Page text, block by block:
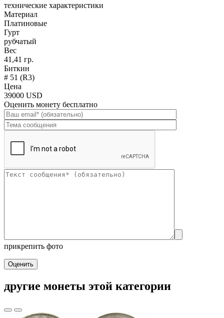
технические характеристики
Материал
Платиновые
Гурт
рубчатый
Вес
41,41 гр.
Биткин
# 51 (R3)
Цена
39000 USD
Оценить монету бесплатно
прикрепить фото
Оценить
другие монеты этой категории